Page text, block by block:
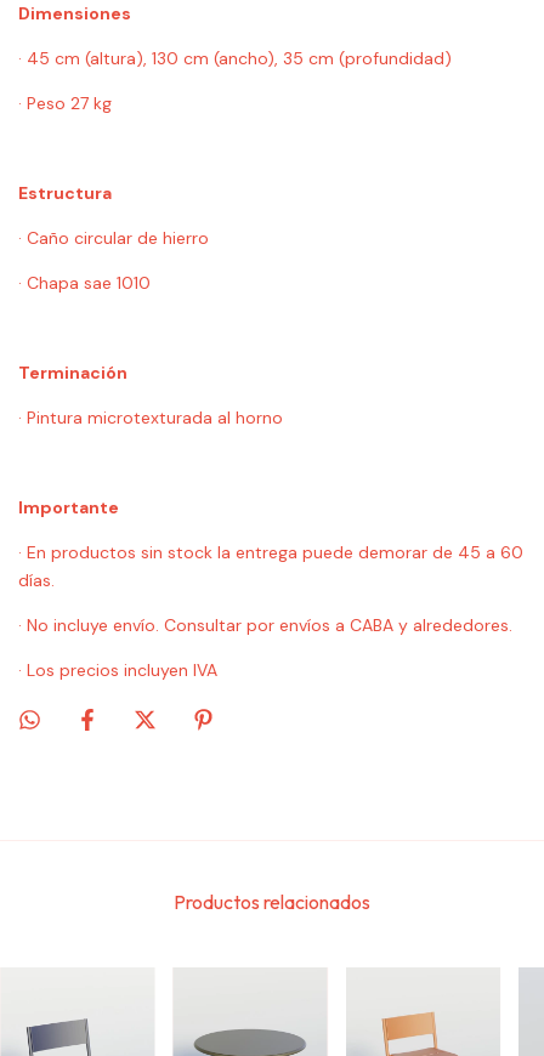
Dimensiones
· 45 cm (altura), 130 cm (ancho), 35 cm (profundidad)
· Peso 27 kg
Estructura
· Caño circular de hierro
· Chapa sae 1010
Terminación
· Pintura microtexturada al horno
Importante
· En productos sin stock la entrega puede demorar de 45 a 60
días.
· No incluye envío. Consultar por envíos a CABA y alrededores.
· Los precios incluyen IVA
Productos relacionados